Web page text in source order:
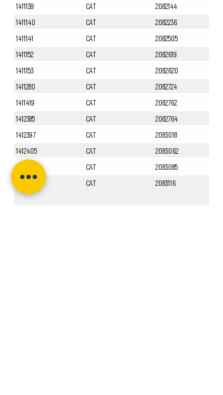
1411139 CAT
2082144
1411140
CAT
2082236
1411141
CAT
2082505
1411152
CAT
2082619
1411153
CAT
2082620
1411280
CAT
2082724
1411419
CAT
2082762
1412385
CAT
2082764
1412397
CAT
2083018
1412405
CAT
2083062
1412551
CAT
2083085
CAT 2083116